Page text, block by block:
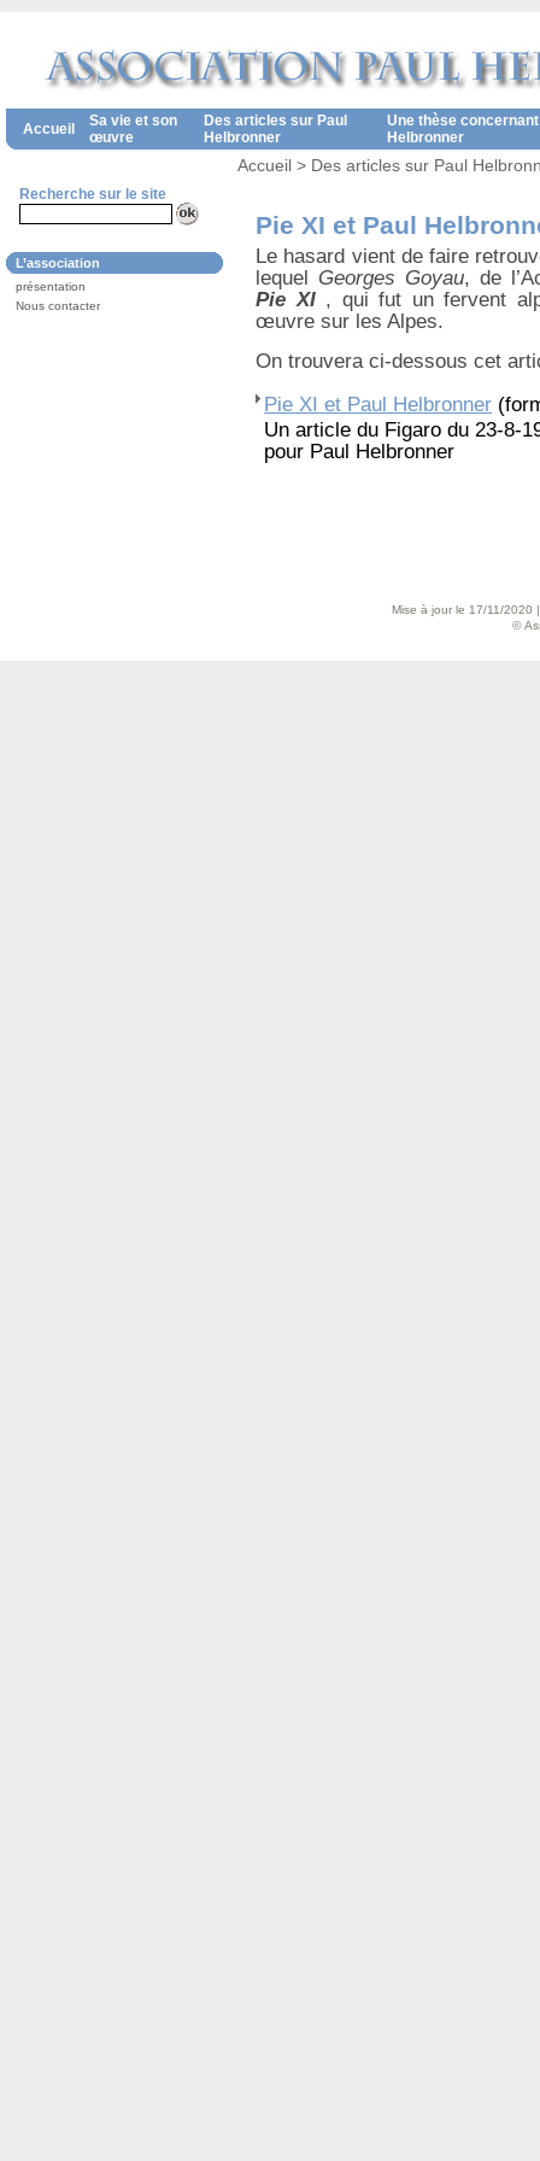
Accueil
Sa vie et son
œuvre
Des articles sur Paul
Helbronner
Une thèse
Helbronner
Recherche sur le site
L’association
présentation
Nous contacter
Accueil > Des articles sur Paul
Pie XI et Paul
Le hasard vient de faire
lequel Georges Goyau, de
Pie XI , qui fut un fervent
œuvre sur les Alpes.
On trouvera ci-dessous cet
Pie XI et Paul Helbronner
Un article du Figaro du 23-8-
pour Paul Helbronner
Mise à jour le 17/11/2020
©